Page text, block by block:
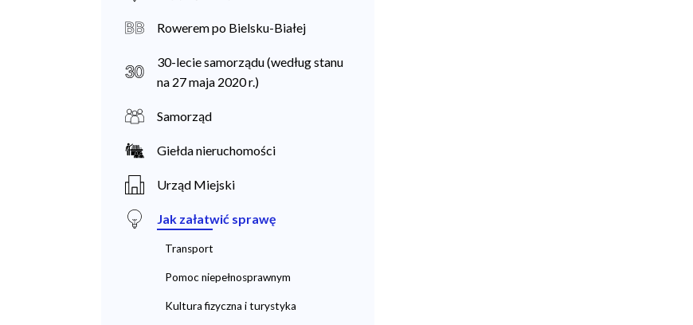
Rowerem po Bielsku-Białej
30-lecie samorządu (według stanu
na 27 maja 2020 r.)
Samorząd
Giełda nieruchomości
Urząd Miejski
Jak załatwić sprawę
Transport
Pomoc niepełnosprawnym
Kultura fizyczna i turystyka